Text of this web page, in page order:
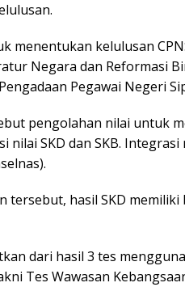
menentukan kelulusan
Negara dan Reformasi
Pegawai Negeri
pengolahan nilai untuk
nilai SKD dan SKB.
tersebut, hasil SKD
dari hasil 3 tes
Tes Wawasan